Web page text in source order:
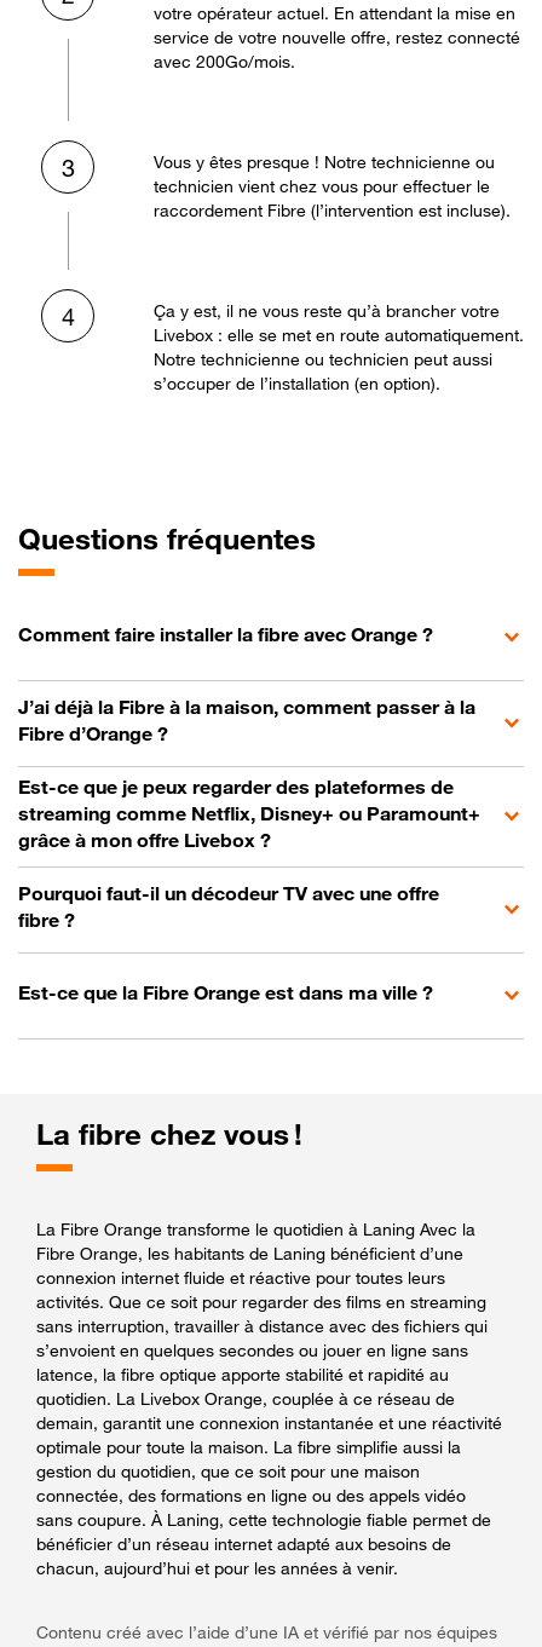
votre opérateur actuel. En attendant la mise en
service de votre nouvelle offre, restez connecté
avec 200Go/mois.
3
Vous y êtes presque ! Notre technicienne ou
technicien vient chez vous pour effectuer le
raccordement Fibre (l’intervention est incluse).
4
Ça y est, il ne vous reste qu’à brancher votre
Livebox : elle se met en route automatiquement.
Notre technicienne ou technicien peut aussi
s’occuper de l’installation (en option).
Questions fréquentes
Comment faire installer la fibre avec Orange ?
J’ai déjà la Fibre à la maison, comment passer à la
Fibre d’Orange ?
Est-ce que je peux regarder des plateformes de
streaming comme Netflix, Disney+ ou Paramount+
grâce à mon offre Livebox ?
Pourquoi faut-il un décodeur TV avec une offre
fibre ?
Est-ce que la Fibre Orange est dans ma ville ?
La fibre chez vous !
La Fibre Orange transforme le quotidien à Laning Avec la
Fibre Orange, les habitants de Laning bénéficient d’une
connexion internet fluide et réactive pour toutes leurs
activités. Que ce soit pour regarder des films en streaming
sans interruption, travailler à distance avec des fichiers qui
s’envoient en quelques secondes ou jouer en ligne sans
latence, la fibre optique apporte stabilité et rapidité au
quotidien. La Livebox Orange, couplée à ce réseau de
demain, garantit une connexion instantanée et une réactivité
optimale pour toute la maison. La fibre simplifie aussi la
gestion du quotidien, que ce soit pour une maison
connectée, des formations en ligne ou des appels vidéo
sans coupure. À Laning, cette technologie fiable permet de
bénéficier d’un réseau internet adapté aux besoins de
chacun, aujourd’hui et pour les années à venir.
Contenu créé avec l’aide d’une IA et vérifié par nos équipes